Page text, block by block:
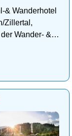
& Wanderhotel
Zillertal,
Wander- &